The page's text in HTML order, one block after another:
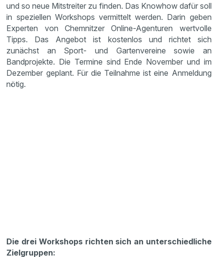
und so neue Mitstreiter zu finden. Das Knowhow dafür soll
in speziellen Workshops vermittelt werden. Darin geben
Experten von Chemnitzer Online-Agenturen wertvolle
Tipps. Das Angebot ist kostenlos und richtet sich
zunächst an Sport- und Gartenvereine sowie an
Bandprojekte. Die Termine sind Ende November und im
Dezember geplant. Für die Teilnahme ist eine Anmeldung
nötig.
Die drei Workshops richten sich an unterschiedliche
Zielgruppen: